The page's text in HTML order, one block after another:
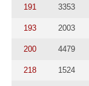
191 3353
193 2003
200 4479
218 1524